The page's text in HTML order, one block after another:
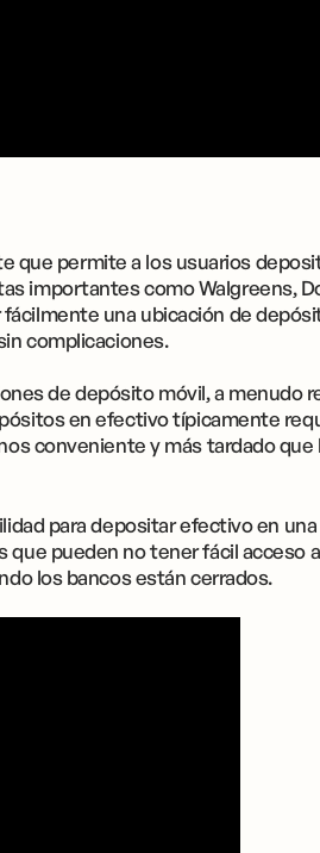
que permite a los usuarios
importantes como Walgreens,
una ubicación de
complicaciones.
de depósito móvil, a menudo
en efectivo típicamente
conveniente y más tardado que
para depositar efectivo en una
pueden no tener fácil acceso
los bancos están cerrados.